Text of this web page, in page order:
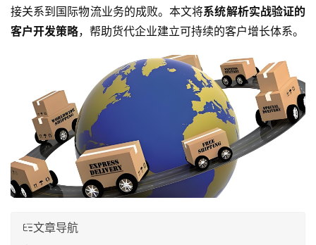
接关系到国际物流业务的成败。本文将系统解析实战验证的
客户开发策略，帮助货代企业建立可持续的客户增长体系。
文章导航